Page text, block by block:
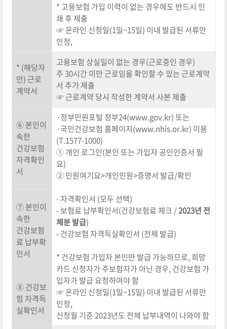
* 고용보험 가입 이력이 없는 경우에도 반드시 인
쇄 후 제출
☞ 온라인 신청일(1일~15일) 이내 발급된 서류만
인정,
* (해당자
만) 근로
계약서
고용보험 상실일이 없는 경우(근로중인 경우)
주 30시간 미만 근로임을 확인할 수 있는 근로계약
서 추가 제출
☞ 근로계약 당시 작성한 계약서 사본 제출
⑥ 본인이
속한
건강보험
자격확인
서
·정부민원포털 정부24(www.gov.kr) 또는
·국민건강보험 홈페이지(www.nhis.or.kr) 이용
(T.1577-1000)
① 개인 로그인(본인 또는 가입자 공인인증서 필
요)
② 민원여기요>개인민원>증명서 발급/확인
- 자격확인서 (모두 선택)
- 보험료 납부확인서(건강보험료 체크 /2023년 전
체분 발급)
- 건강보험 자격득실확인서 (전체 발급)
* 건강보험 가입자 본인만 발급 가능하므로, 희망
카드 신청자가 주보험자가 아닌 경우, 건강보험 가
입자가 발급 요청하여야 함
☞ 온라인 신청일(1일~15일) 이내 발급된 서류만
인정,
신청월 기준 2023년도 전체 납부내역이 나와야 함
⑦ 본인이
속한
건강보험
료 납부확
인서
⑧ 건강보
험 자격득
실확인서